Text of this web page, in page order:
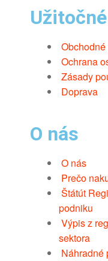
Ochrana
Zásady
Doprava
O nás
O nás
Prečo
Štátút
podniku
Výpis z
sektora
Náhradné